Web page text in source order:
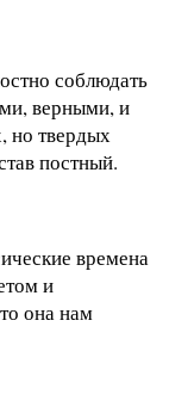
соблюдать
верными, и
но твердых
постный.
времена
и
она нам